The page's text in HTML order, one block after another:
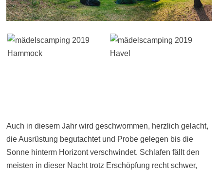
Auch in diesem Jahr wird geschwommen, herzlich gelacht,
die Ausrüstung begutachtet und Probe gelegen bis die
Sonne hinterm Horizont verschwindet. Schlafen fällt den
meisten in dieser Nacht trotz Erschöpfung recht schwer,